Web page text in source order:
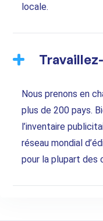
locale.
Nous prenons en
plus de 200 pays.
l’inventaire
réseau mondial
pour la plupart des